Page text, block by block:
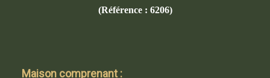
(Référence : 6206)
Maison comprenant :
Partager la fiche de ce bien (Ref